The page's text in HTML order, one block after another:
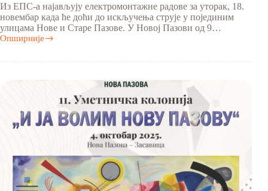
Из ЕПС-а најављују електромонтажне радове за уторак, 18.
новембар када ће доћи до искључења струје у појединим
улицама Нове и Старе Пазове. У Новој Пазови од 9…
Опширније
Искључење
у